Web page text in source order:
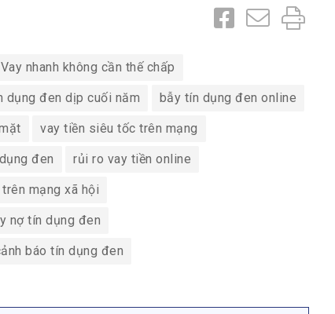
Vay nhanh không cần thế chấp
dụng đen dịp cuối năm bẫy tín dụng đen online
vay tiền siêu tốc trên mạng
đen rủi ro vay tiền online
mạng xã hội
nợ tín dụng đen
báo tín dụng đen